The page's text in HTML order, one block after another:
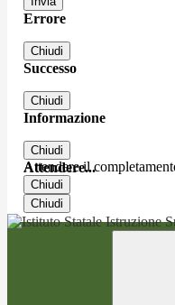
Errore
Chiudi
Successo
Chiudi
Informazione
Chiudi
Attendere...
Attendere il
Chiudi
Chiudi